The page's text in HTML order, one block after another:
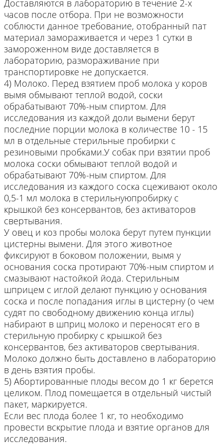
Доставляются в лабораторию в течение 2-х
часов после отбора. При не возможности
соблюсти данное требование, отобранный пат
материал замораживается и через 1 сутки в
замороженном виде доставляется в
лабораторию, размораживание при
транспортировке не допускается.
4) Молоко. Перед взятием проб молока у коров
вымя обмывают теплой водой, соски
обрабатывают 70%-ным спиртом. Для
исследования из каждой доли вымени берут
последние порции молока в количестве 10 - 15
мл в отдельные стерильные пробирки с
резиновыми пробками.У собак при взятии проб
молока соски обмывают теплой водой и
обрабатывают 70%-ным спиртом. Для
исследования из каждого соска сцеживают около
0,5-1 мл молока в стерильнуюпробирку с
крышкой без консервантов, без активаторов
свертывания.
У овец и коз пробы молока берут путем пункции
цистерны вымени. Для этого животное
фиксируют в боковом положении, вымя у
основания соска протирают 70%-ным спиртом и
смазывают настойкой йода. Стерильным
шприцем с иглой делают пункцию у основания
соска и после попадания иглы в цистерну (о чем
судят по свободному движению конца иглы)
набирают в шприц молоко и переносят его в
стерильную пробирку с крышкой без
консервантов, без активаторов свертывания.
Молоко должно быть доставлено в лабораторию
в день взятия пробы.
5) Абортированные плоды весом до 1 кг берется
целиком. Плод помещается в отдельный чистый
пакет, маркируется.
Если вес плода более 1 кг, то необходимо
провести вскрытие плода и взятие органов для
исследования.